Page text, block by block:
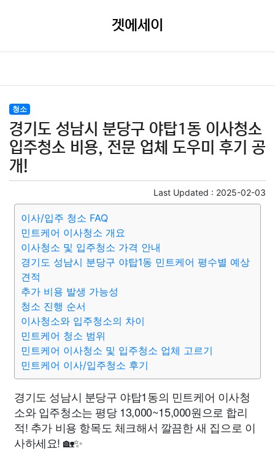
겟에세이
청소
경기도 성남시 분당구 야탑1동 이사청소
입주청소 비용, 전문 업체 도우미 후기 공
개!
Last Updated : 2025-02-03
이사/입주 청소 FAQ
민트케어 이사청소 개요
이사청소 및 입주청소 가격 안내
경기도 성남시 분당구 야탑1동 민트케어 평수별 예상
견적
추가 비용 발생 가능성
청소 진행 순서
이사청소와 입주청소의 차이
민트케어 청소 범위
민트케어 이사청소 및 입주청소 업체 고르기
민트케어 이사/입주청소 후기
경기도 성남시 분당구 야탑1동의 민트케어 이사청
소와 입주청소는 평당 13,000~15,000원으로 합리
적! 추가 비용 항목도 체크해서 깔끔한 새 집으로 이
사하세요! 🏡✨